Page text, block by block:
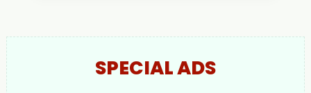
SPECIAL ADS